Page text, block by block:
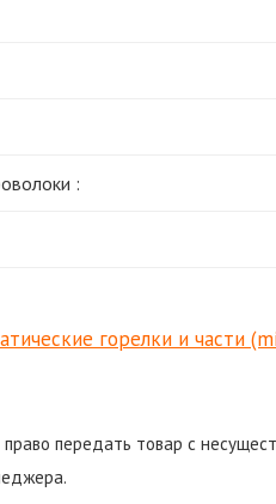
:
горелки и части
передать товар с